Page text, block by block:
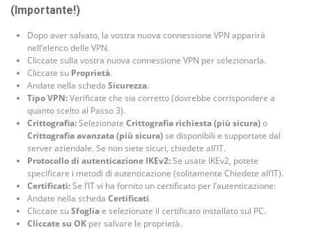
(Importante!)
Dopo aver salvato, la vostra nuova connessione VPN apparirà
nell’elenco delle VPN.
Cliccate sulla vostra nuova connessione VPN per selezionarla.
Cliccate su Proprietà.
Andate nella scheda Sicurezza.
Tipo VPN:Verificate che sia corretto (dovrebbe corrispondere a
quanto scelto al Passo 3).
Crittografia:Selezionate Crittografia richiesta (più sicura)o
Crittografia avanzata (più sicura)se disponibili e supportate dal
server aziendale. Se non siete sicuri, chiedete all’IT.
Protocollo di autenticazione IKEv2:Se usate IKEv2, potete
specificare i metodi di autenticazione (solitamente Chiedete all’IT).
Certificati:Se l’IT vi ha fornito un certificato per l’autenticazione:
Andate nella scheda Certificati.
Cliccate suSfogliae selezionate il certificato installato sul PC.
Cliccate su OK per salvare le proprietà.